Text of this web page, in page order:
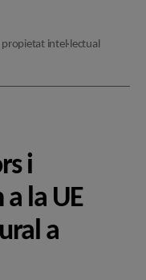
propietat intel·lectual
i
la UE
a